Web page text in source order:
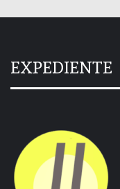
EXPEDIENTE